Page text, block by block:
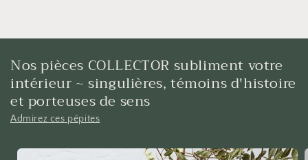
Nos pièces COLLECTOR subliment votre
intérieur ~ singulières, témoins d'histoire
et porteuses de sens
Admirez ces pépites